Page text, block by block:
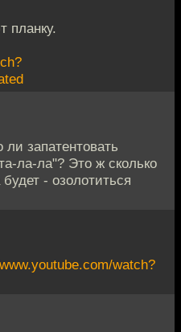
планку.
запатентовать
ла-ла"? Это ж сколько
- озолотиться
watch?